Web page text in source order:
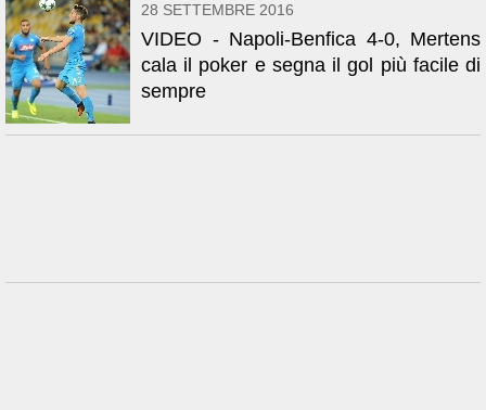
28 SETTEMBRE 2016
VIDEO - Napoli-Benfica 4-0, Mertens
cala il poker e segna il gol più facile di
sempre